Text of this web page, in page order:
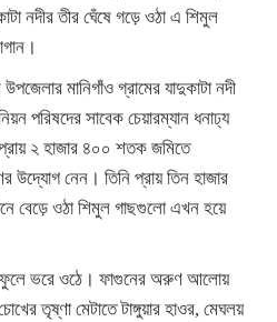
নদীর তীর ঘেঁষে গড়ে ওঠা এ শিমুল
মানিগাঁও গ্রামের যাদুকাটা নদী
পরিষদের সাবেক চেয়ারম্যান ধনাঢ্য
২ হাজার ৪০০ শতক জমিতে
উদ্যোগ নেন। তিনি প্রায় তিন হাজার
বেড়ে ওঠা শিমুল গাছগুলো এখন হয়ে
ভরে ওঠে। ফাগুনের অরুণ আলোয়
তৃষ্ণা মেটাতে টাঙ্গুয়ার হাওর, মেঘলয়